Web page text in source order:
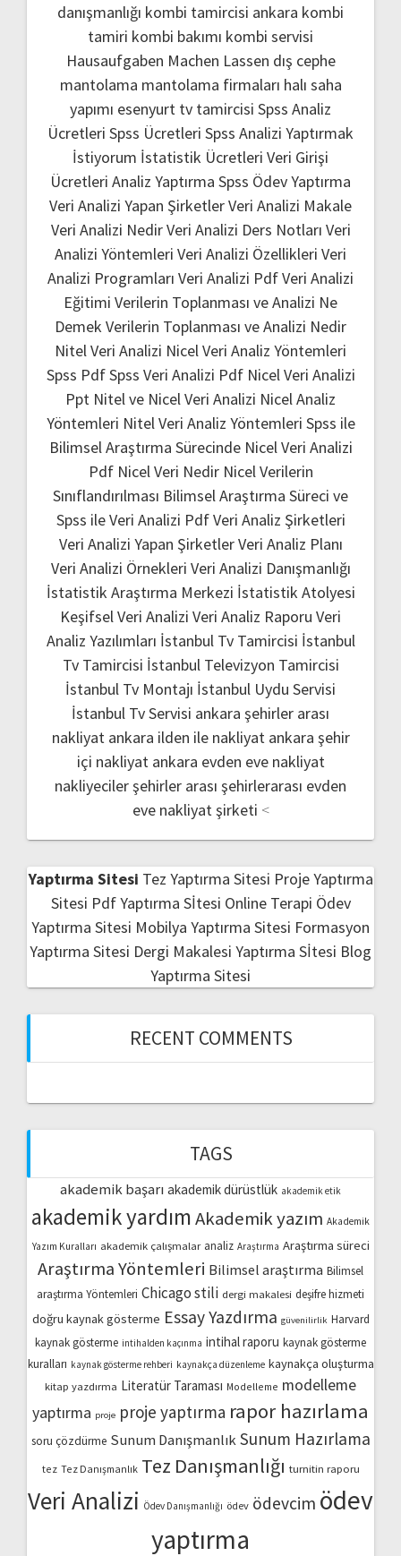
danışmanlığı kombi tamircisi ankara kombi
tamiri kombi bakımı kombi servisi
Hausaufgaben Machen Lassen dış cephe
mantolama mantolama firmaları halı saha
yapımı esenyurt tv tamircisi Spss Analiz
Ücretleri Spss Ücretleri Spss Analizi Yaptırmak
İstiyorum İstatistik Ücretleri Veri Girişi
Ücretleri Analiz Yaptırma Spss Ödev Yaptırma
Veri Analizi Yapan ŞirketlerVeri Analizi Makale
Veri Analizi NedirVeri Analizi Ders Notları Veri
Analizi Yöntemleri Veri Analizi Özellikleri Veri
Analizi Programları Veri Analizi PdfVeri Analizi
Eğitimi Verilerin Toplanması ve Analizi Ne
Demek Verilerin Toplanması ve Analizi Nedir
Nitel Veri Analizi Nicel Veri Analiz Yöntemleri
Spss PdfSpss Veri Analizi Pdf Nicel Veri Analizi
Ppt Nitel ve Nicel Veri Analizi Nicel Analiz
Yöntemleri Nitel Veri Analiz Yöntemleri Spss ile
Bilimsel Araştırma Sürecinde Nicel Veri Analizi
Pdf Nicel Veri Nedir Nicel Verilerin
Sınıflandırılması Bilimsel Araştırma Süreci ve
Spss ile Veri Analizi PdfVeri Analiz Şirketleri
Veri Analizi Yapan ŞirketlerVeri Analiz Planı
Veri Analizi Örnekleri Veri Analizi Danışmanlığı
İstatistik Araştırma Merkezi İstatistik Atolyesi
Keşifsel Veri Analizi Veri Analiz Raporu Veri
Analiz Yazılımları İstanbul Tv Tamircisi İstanbul
Tv Tamircisi İstanbul Televizyon Tamircisi
İstanbul Tv Montajı İstanbul Uydu Servisi
İstanbul Tv Servisi ankara şehirler arası
nakliyat ankara ilden ile nakliyat ankara şehir
içi nakliyat ankara evden eve nakliyat
nakliyeciler şehirler arası şehirlerarası evden
eve nakliyat şirketi <
Yaptırma Sitesi Tez Yaptırma Sitesi Proje Yaptırma
Sitesi Pdf Yaptırma Sİtesi Online Terapi Ödev
Yaptırma Sitesi Mobilya Yaptırma Sitesi Formasyon
Yaptırma Sitesi Dergi Makalesi Yaptırma Sİtesi Blog
Yaptırma Sitesi
RECENT COMMENTS
TAGS
akademik başarı akademik dürüstlük akademik etik
akademik yardımAkademik yazım Akademik
Yazım Kuralları akademik çalışmalar analiz Araştırma Araştırma süreci
Araştırma Yöntemleri Bilimsel araştırma Bilimsel
araştırma Yöntemleri Chicago stili dergi makalesi deşifre hizmeti
doğru kaynak gösterme Essay Yazdırma güvenilirlik Harvard
kaynak gösterme intihalden kaçınma intihal raporu kaynak gösterme
kuralları kaynak gösterme rehberi kaynakça düzenleme kaynakça oluşturma
kitap yazdırma Literatür Taraması Modelleme modelleme
yaptırma proje proje yaptırma rapor hazırlama
soru çözdürme Sunum Danışmanlık Sunum Hazırlama
tez Tez Danışmanlık Tez Danışmanlığı turnitin raporu
Veri Analizi Ödev Danışmanlığı ödev ödevcim ödev
yaptırma